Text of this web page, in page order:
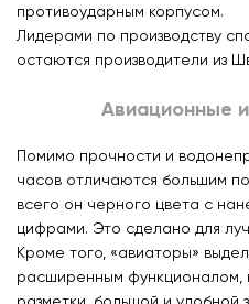
противоударным корпусом.
Лидерами по производству
остаются производители из
Авиационные
Помимо прочности и
часов отличаются большим
всего он черного цвета с
цифрами. Это сделано для
Кроме того, «авиаторы»
расширенным функционалом,